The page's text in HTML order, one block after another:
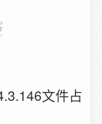
文件占